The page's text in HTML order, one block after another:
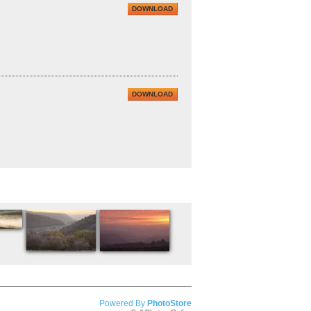
DOWNLOAD
DOWNLOAD
Powered By PhotoStore